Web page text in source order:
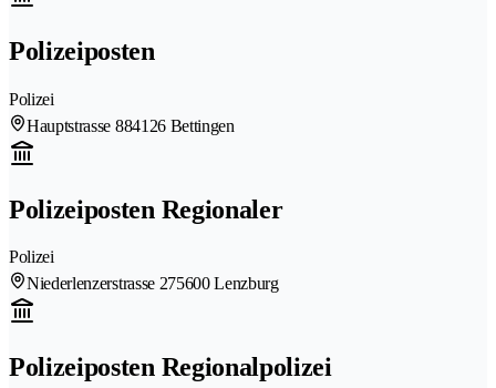
Polizeiposten
Polizei
Hauptstrasse 884126 Bettingen
Polizeiposten Regionaler
Polizei
Niederlenzerstrasse 275600 Lenzburg
Polizeiposten Regionalpolizei